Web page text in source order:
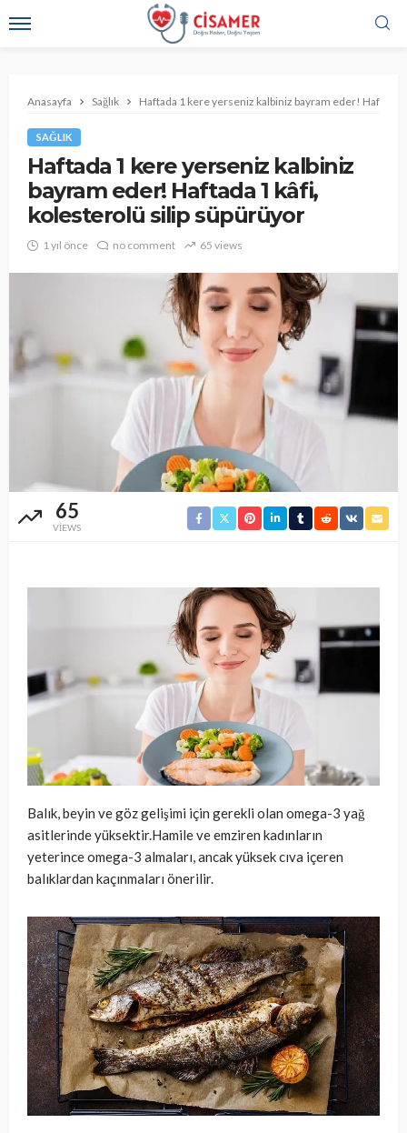
Anasayfa Sağlık Haftada 1 kere yerseniz kalbiniz bayram eder!
SAĞLIK
Haftada 1 kere yerseniz kalbiniz
bayram eder! Haftada 1 kâfi,
kolesterolü silip süpürüyor
1 yıl önce no comment 65 views
65
VIEWS
Balık, beyin ve göz gelişimi için gerekli olan omega-3 yağ
asitlerinde yüksektir.Hamile ve emziren kadınların
yeterince omega-3 almaları, ancak yüksek cıva içeren
balıklardan kaçınmaları önerilir.